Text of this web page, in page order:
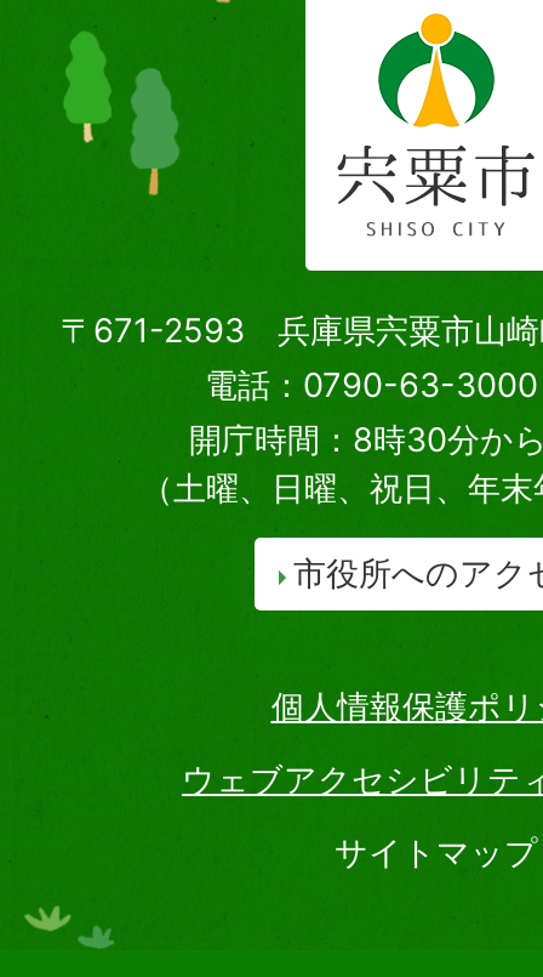
〒671-2593 兵庫県宍粟市山崎
電話：0790-63-3000
開庁時間：8時30分か
（土曜、日曜、祝日、年
市役所へのアク
個人情報保護ポ
ウェブアクセシビリテ
サイトマップ